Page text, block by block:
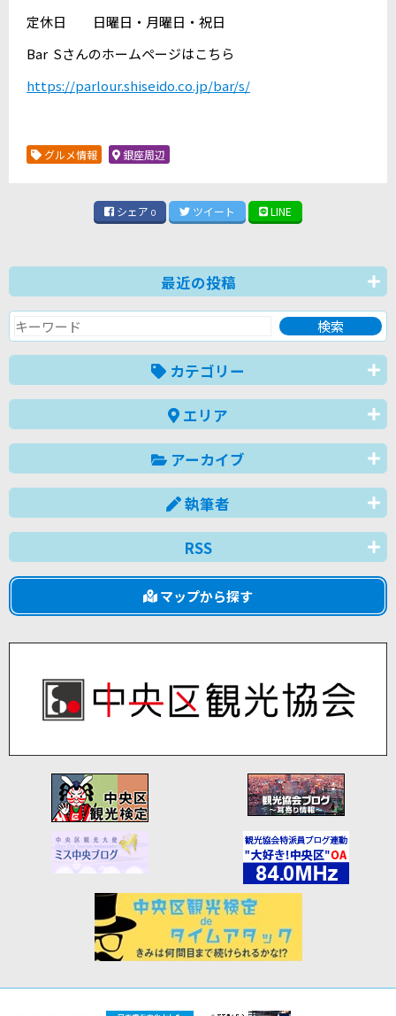
定休日 日曜日・月曜日・祝日
Bar Sさんのホームページはこちら
https://parlour.shiseido.co.jp/bar/s/
グルメ情報 銀座周辺
シェア 0 ツイート LINE
最近の投稿
カテゴリー
エリア
アーカイブ
執筆者
RSS
マップから探す